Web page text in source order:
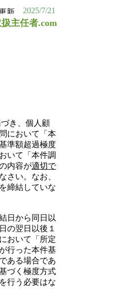
2025/7/21
主任者.com
き、個人顧
において「本
準額超過極度
いて「本件調
内容が適切で
さい。なお、
締結していな
日から同日以
の翌日以後１
おいて「所定
行った本件基
ある場合であ
づく極度方式
行う必要はな